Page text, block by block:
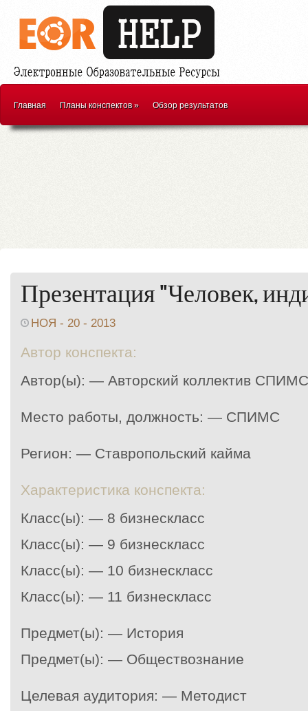
Главная Планы конспектов» Обзор результатов
Презентация "Человек,
НОЯ - 20 - 2013
Автор конспекта:
Автор(ы): — Авторский коллектив СПИМС
Место работы, должность: — СПИМС
Регион: — Ставропольский кайма
Характеристика конспекта:
Класс(ы): — 8 бизнескласс
Класс(ы): — 9 бизнескласс
Класс(ы): — 10 бизнескласс
Класс(ы): — 11 бизнескласс
Предмет(ы): — История
Предмет(ы): — Обществознание
Целевая аудитория: — Методист